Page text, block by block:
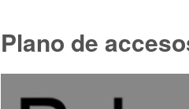
Plano de